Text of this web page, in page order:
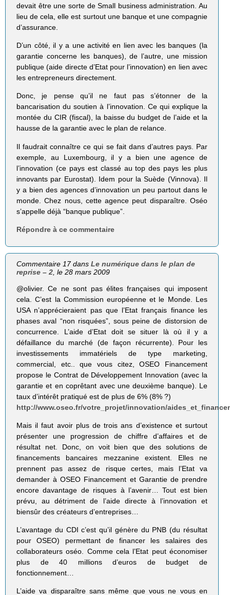
devait être une sorte de Small business administration. Au
lieu de cela, elle est surtout une banque et une compagnie
d’assurance.
D’un côté, il y a une activité en lien avec les banques (la
garantie concerne les banques), de l’autre, une mission
publique (aide directe d’Etat pour l’innovation) en lien avec
les entrepreneurs directement.
Donc, je pense qu’il ne faut pas s’étonner de la
bancarisation du soutien à l’innovation. Ce qui explique la
montée du CIR (fiscal), la baisse du budget de l’aide et la
hausse de la garantie avec le plan de relance.
Il faudrait connaître ce qui se fait dans d’autres pays. Par
exemple, au Luxembourg, il y a bien une agence de
l’innovation (ce pays est classé au top des pays les plus
innovants par Eurostat). Idem pour la Suède (Vinnova). Il
y a bien des agences d’innovation un peu partout dans le
monde. Chez nous, cette agence peut disparaître. Oséo
s’appelle déjà “banque publique”.
Répondre à ce commentaire
Commentaire 17 dansLe numérique dans le plan de
reprise – 2 , le 28 mars 2009
@olivier. Ce ne sont pas élites françaises qui imposent
cela. C’est la Commission européenne et le Monde. Les
USA n’apprécieraient pas que l’Etat français finance les
phases aval “non risquées”, sous peine de distorsion de
concurrence. L’aide d’Etat doit se situer là où il y a
défaillance du marché (de façon récurrente). Pour les
investissements immatériels de type marketing,
commercial, etc.. que vous citez, OSEO Financement
propose le Contrat de Développement Innovation (avec la
garantie et en coprêtant avec une deuxième banque). Le
taux d’intérêt pratiqué est de plus de 6% (8% ?)
http://www.oseo.fr/votre_projet/innovation/
Mais il faut avoir plus de trois ans d’existence et surtout
présenter une progression de chiffre d’affaires et de
résultat net. Donc, on voit bien que des solutions de
financements bancaires mezzanine existent. Elles ne
prennent pas assez de risque certes, mais l’Etat va
demander à OSEO Financement et Garantie de prendre
encore davantage de risques à l’avenir… Tout est bien
prévu, au détriment de l’aide directe à l’innovation et
biensûr des créateurs d’entreprises…
L’avantage du CDI c’est qu’il génère du PNB (du résultat
pour OSEO) permettant de financer les salaires des
collaborateurs oséo. Comme cela l’Etat peut économiser
plus de 40 millions d’euros de budget de
fonctionnement…
L’aide va disparaître sans même que vous ne vous en